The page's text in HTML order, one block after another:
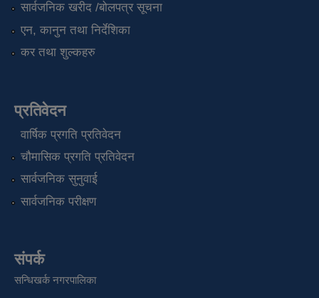
सार्वजनिक खरीद /बोलपत्र सूचना
एन, कानुन तथा निर्देशिका
कर तथा शुल्कहरु
प्रतिवेदन
वार्षिक प्रगति प्रतिवेदन
चौमासिक प्रगति प्रतिवेदन
सार्वजनिक सुनुवाई
सार्वजनिक परीक्षण
संपर्क
सन्धिखर्क नगरपालिका